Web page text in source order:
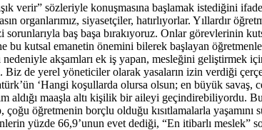
verir” sözleriyle konuşmasına başlamak istediğini
organlarımız, siyasetçiler, hatırlıyorlar. Yıllardır
baş başa bırakıyoruz. Onlar görevlerinin
kutsal emanetin önemini bilerek başlayan
akşamları ek iş yapan, mesleğini geliştirmek
de yerel yöneticiler olarak yasaların izin verdiği
‘Hangi koşullarda olursa olsun; en büyük savaş,
aldığı maaşla altı kişilik bir aileyi geçindirebiliyordu.
öğretmenin borçlu olduğu kısıtlamalarla
yüzde 66,9’unun evet dediği, “En itibarlı meslek”